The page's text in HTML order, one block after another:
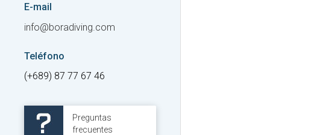
E-mail
info@boradiving.com
Teléfono
(+689) 87 77 67 46
Preguntas
frecuentes